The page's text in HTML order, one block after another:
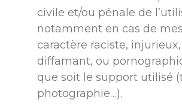
civile et/ou pénale de
notamment en cas de
caractère raciste, injurieux,
diffamant, ou
que soit le support utilisé
photographie…).